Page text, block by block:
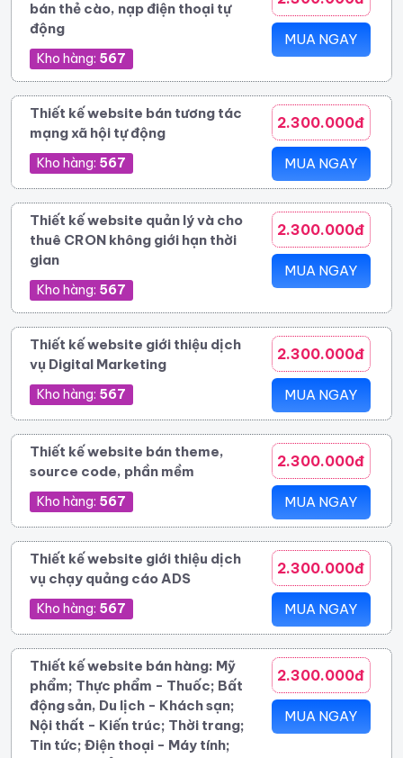
bán thẻ cào, nạp điện thoại tự
động
Kho hàng: 567
MUA NGAY
Thiết kế website bán tương tác
mạng xã hội tự động
Kho hàng: 567
2.300.000đ
MUA NGAY
Thiết kế website quản lý và cho
thuê CRON không giới hạn thời
gian
Kho hàng: 567
2.300.000đ
MUA NGAY
Thiết kế website giới thiệu dịch
vụ Digital Marketing
Kho hàng: 567
2.300.000đ
MUA NGAY
Thiết kế website bán theme,
source code, phần mềm
Kho hàng: 567
2.300.000đ
MUA NGAY
Thiết kế website giới thiệu dịch
vụ chạy quảng cáo ADS
Kho hàng: 567
2.300.000đ
MUA NGAY
Thiết kế website bán hàng: Mỹ
phẩm; Thực phẩm - Thuốc; Bất
động sản, Du lịch - Khách sạn;
Nội thất - Kiến trúc; Thời trang;
Tin tức; Điện thoại - Máy tính;
2.300.000đ
MUA NGAY